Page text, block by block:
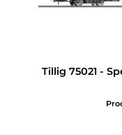
Tillig 75021 -